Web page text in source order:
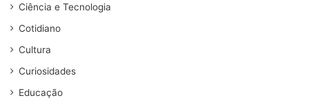
Ciência e Tecnologia
Cotidiano
Cultura
Curiosidades
Educação